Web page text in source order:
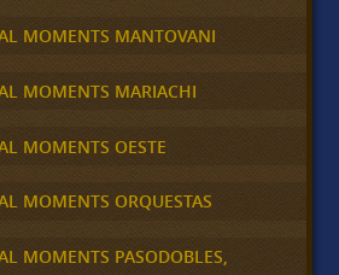
MOMENTS MANTOVANI
MOMENTS MARIACHI
MOMENTS OESTE
MOMENTS ORQUESTAS
MOMENTS PASODOBLES,